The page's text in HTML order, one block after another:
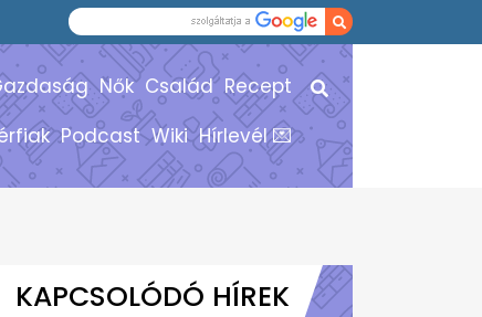
Nők Család Recept
Podcast Wiki Hírlevél 💌
KAPCSOLÓDÓ HÍREK